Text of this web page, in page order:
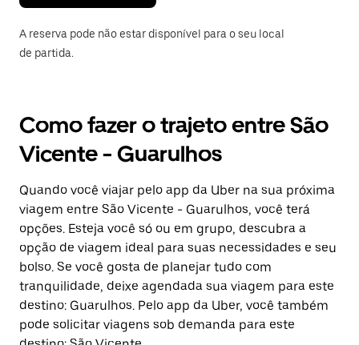
A reserva pode não estar disponível para o seu local
de partida.
Como fazer o trajeto entre São
Vicente - Guarulhos
Quando você viajar pelo app da Uber na sua próxima
viagem entre São Vicente - Guarulhos, você terá
opções. Esteja você só ou em grupo, descubra a
opção de viagem ideal para suas necessidades e seu
bolso. Se você gosta de planejar tudo com
tranquilidade, deixe agendada sua viagem para este
destino: Guarulhos. Pelo app da Uber, você também
pode solicitar viagens sob demanda para este